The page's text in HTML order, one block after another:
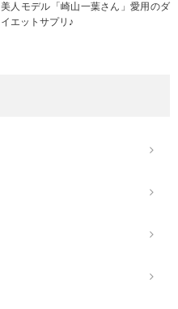
美人モデル「崎山一葉さん」愛用のダ
イエットサプリ♪